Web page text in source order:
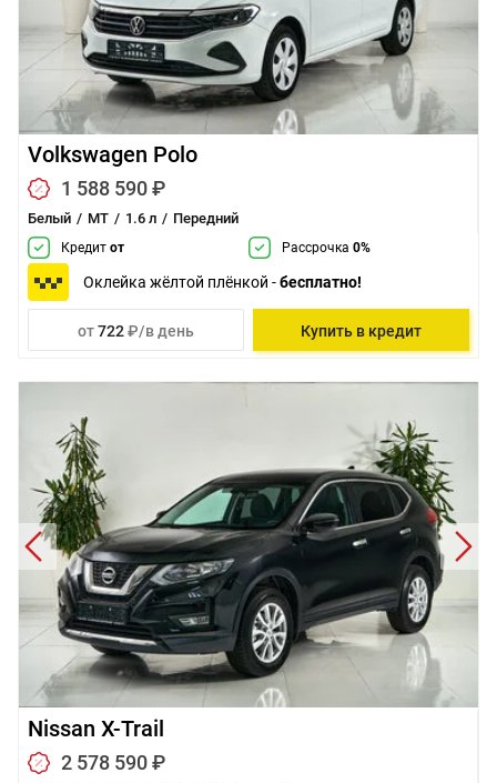
Volkswagen Polo
1 588 590 ₽
Белый MT 1.6 л Передний
Кредит от Рассрочка 0%
Оклейка жёлтой плёнкой -бесплатно!
от722₽/в день Купить в кредит
Nissan X-Trail
2 578 590 ₽